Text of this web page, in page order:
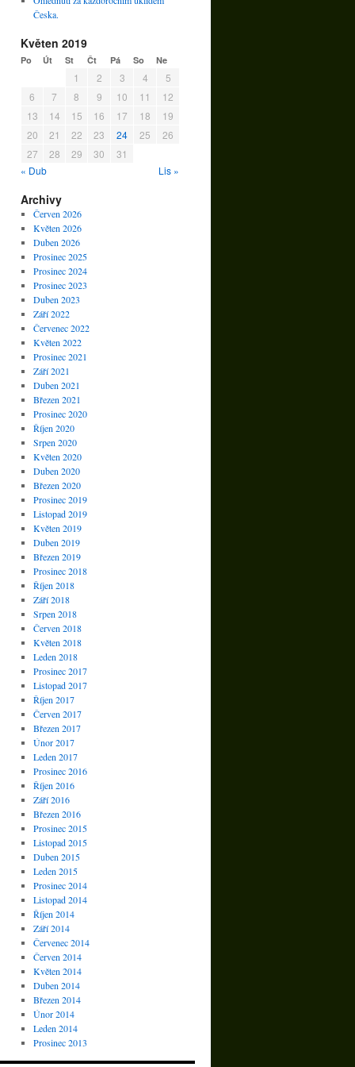
Česka.
Květen 2019
Po Út St Čt Pá So Ne
1 2 3 4
5
6
7 8 9 10 11
12
13
14 15 16 17 18
19
20
21 22 23 24 25
26
27
28 29 30
31
« Dub
Lis »
Archivy
Červen 2026
Květen 2026
Duben 2026
Prosinec 2025
Prosinec 2024
Prosinec 2023
Duben 2023
Září 2022
Červenec 2022
Květen 2022
Prosinec 2021
Září 2021
Duben 2021
Březen 2021
Prosinec 2020
Říjen 2020
Srpen 2020
Květen 2020
Duben 2020
Březen 2020
Prosinec 2019
Listopad 2019
Květen 2019
Duben 2019
Březen 2019
Prosinec 2018
Říjen 2018
Září 2018
Srpen 2018
Červen 2018
Květen 2018
Leden 2018
Prosinec 2017
Listopad 2017
Říjen 2017
Červen 2017
Březen 2017
Únor 2017
Leden 2017
Prosinec 2016
Říjen 2016
Září 2016
Březen 2016
Prosinec 2015
Listopad 2015
Duben 2015
Leden 2015
Prosinec 2014
Listopad 2014
Říjen 2014
Září 2014
Červenec 2014
Červen 2014
Květen 2014
Duben 2014
Březen 2014
Únor 2014
Leden 2014
Prosinec 2013